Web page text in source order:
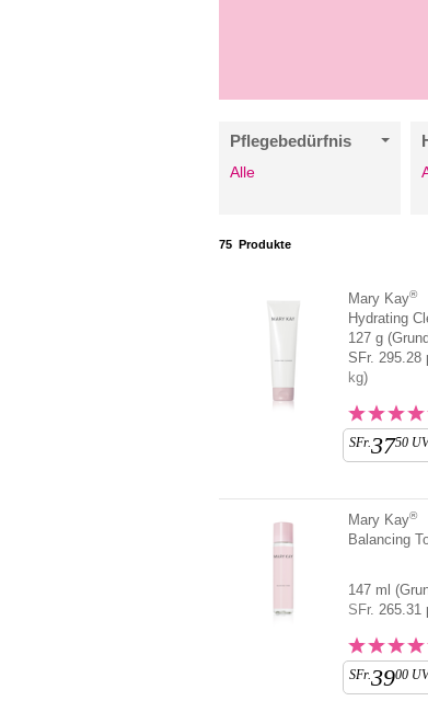
Pflegebedürfnis
Alle
75Produkte
Mary Kay®
Hydrating
127 g
SFr. 295.28
kg)
SFr.3750
Mary Kay®
Balancing
147 ml
SFr. 265.31
SFr.3900